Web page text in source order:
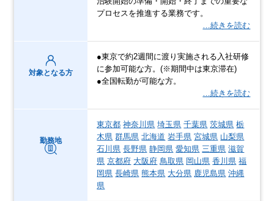
プロセスを推進する業務です。
…続きを読む
対象となる方
●東京で約2週間に渡り実施される入社研修
に参加可能な方。(※期間中は東京滞在)
●全国転勤が可能な方。
…続きを読む
勤務地
東京都 神奈川県 埼玉県 千葉県 茨城県 栃
木県 群馬県 北海道 岩手県 宮城県 山梨県
石川県 長野県 静岡県 愛知県 三重県 滋賀
県 京都府 大阪府 鳥取県 岡山県 香川県 福
岡県 長崎県 熊本県 大分県 鹿児島県 沖縄
県